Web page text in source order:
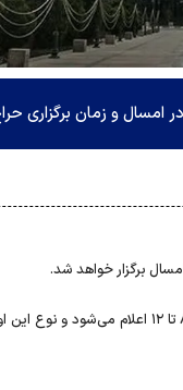
و زمان برگزاری
بنا به اعلام بانک مرکزی، مهلت ارسال سفارش‌ها یکشنبه